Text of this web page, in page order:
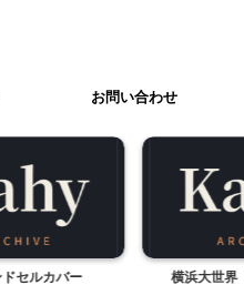
お問い合わせ
横浜大世界（横浜中華街）